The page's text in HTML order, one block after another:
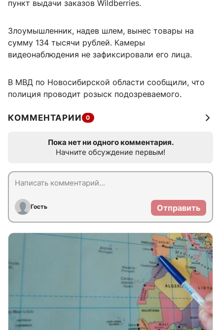
пункт выдачи заказов Wildberries.
Злоумышленник, надев шлем, вынес товары на
сумму 134 тысячи рублей. Камеры
видеонаблюдения не зафиксировали его лица.
В МВД по Новосибирской области сообщили, что
полиция проводит розыск подозреваемого.
КОММЕНТАРИИ 0
Пока нет ни одного комментария.
Начните обсуждение первым!
Гость Отправить